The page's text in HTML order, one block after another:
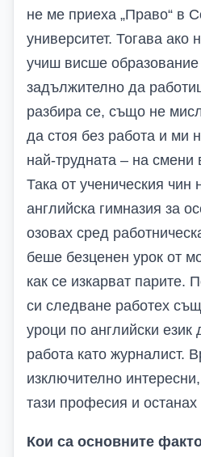
не ме приеха „Право“ в
университет. Тогава ако
учиш висше
задължително да
разбира се, също не
да стоя без работа и ми
най-трудната – на
Така от ученическия чин
английска гимназия за
озовах сред
беше безценен урок от
как се изкарват парите.
си следване работех
уроци по английски език
работа като журналист.
изключително
тази професия и останах
Кои са основните